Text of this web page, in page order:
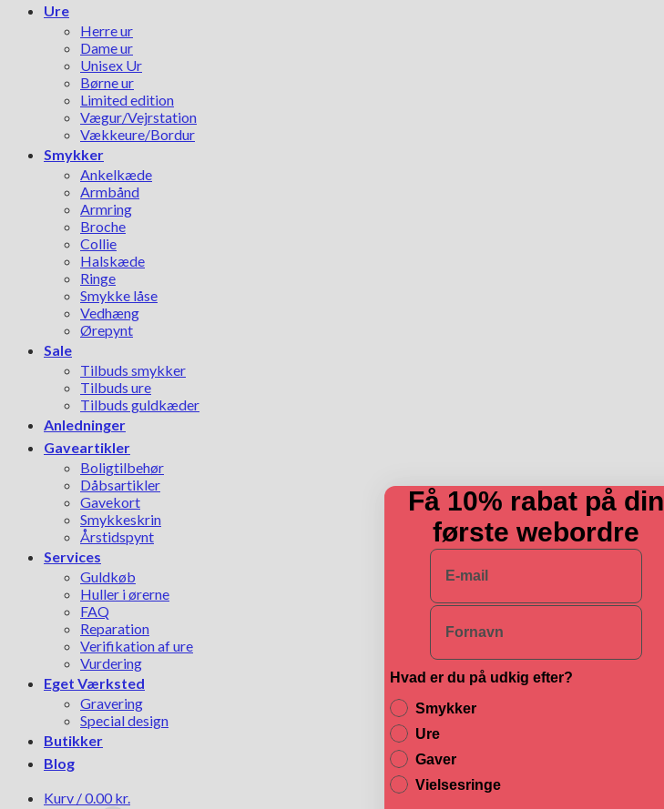
Ure
Herre ur
Dame ur
Unisex Ur
Børne ur
Limited edition
Vægur/Vejrstation
Vækkeure/Bordur
Smykker
Ankelkæde
Armbånd
Armring
Broche
Collie
Halskæde
Ringe
Smykke låse
Vedhæng
Ørepynt
Sale
Tilbuds smykker
Tilbuds ure
Tilbuds guldkæder
Anledninger
Gaveartikler
Boligtilbehør
Dåbsartikler
Gavekort
Smykkeskrin
Årstidspynt
Services
Guldkøb
Huller i ørerne
FAQ
Reparation
Verifikation af ure
Vurdering
Eget Værksted
Gravering
Special design
Butikker
Blog
Kurv /0.00 kr.
Få 10% rabat på din
første webordre
E-mail
Navn
Hvad er du på udkig efter?
Smykker
Ure
Gaver
Vielsesringe